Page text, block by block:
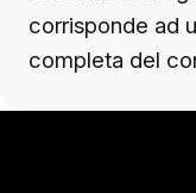
corrisponde ad
completa del